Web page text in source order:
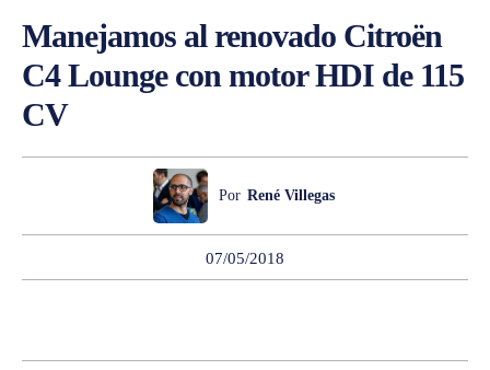
Manejamos al renovado Citroën
C4 Lounge con motor HDI de 115
CV
Por René Villegas
07/05/2018